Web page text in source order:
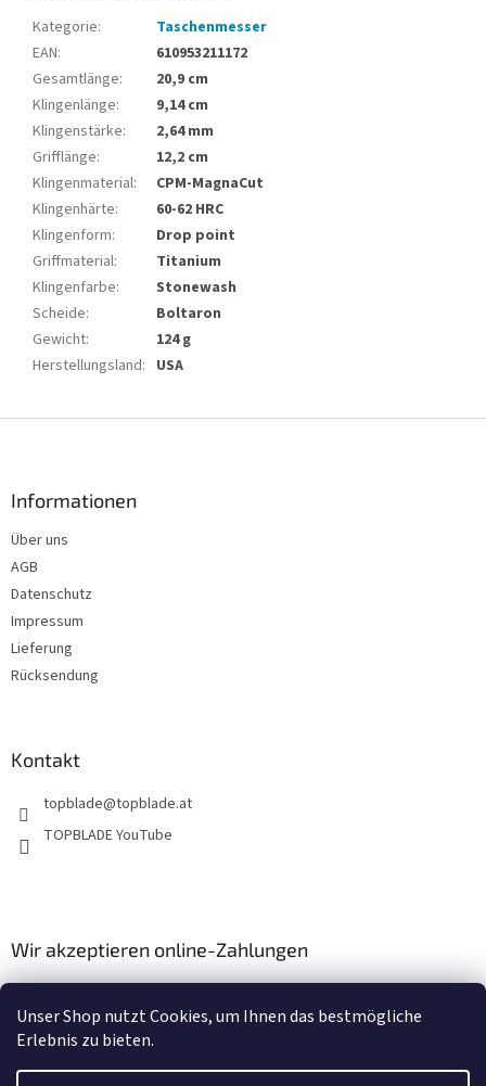
Unser Shop nutzt Cookies, um Ihnen das bestmögliche
Erlebnis zu bieten.
Kategorie:
Taschenmesser
EAN:
610953211172
Gesamtlänge:
20,9 cm
Klingenlänge:
9,14 cm
Klingenstärke:
2,64 mm
Grifflänge:
12,2 cm
Klingenmaterial:
CPM-MagnaCut
Klingenhärte:
60-62 HRC
Klingenform:
Drop point
Griffmaterial:
Titanium
Klingenfarbe:
Stonewash
Scheide:
Boltaron
Gewicht:
124 g
Herstellungsland: USA
Informationen
Über uns
AGB
Datenschutz
Impressum
Lieferung
Rücksendung
Kontakt
topblade@topblade.at
TOPBLADE YouTube
Wir akzeptieren online-Zahlungen